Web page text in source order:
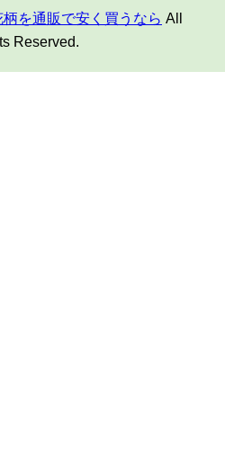
柄を通販で安く買うなら All
Reserved.